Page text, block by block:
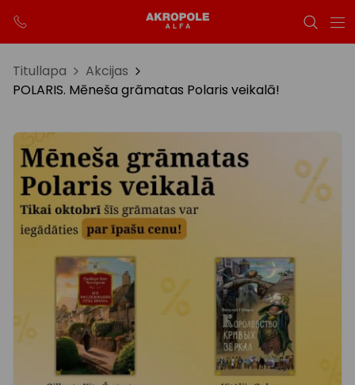
Titullapa
Akcijas
POLARIS. Mēneša grāmatas Polaris veikalā!